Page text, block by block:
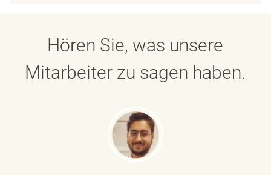
Hören Sie, was unsere
Mitarbeiter zu sagen haben.